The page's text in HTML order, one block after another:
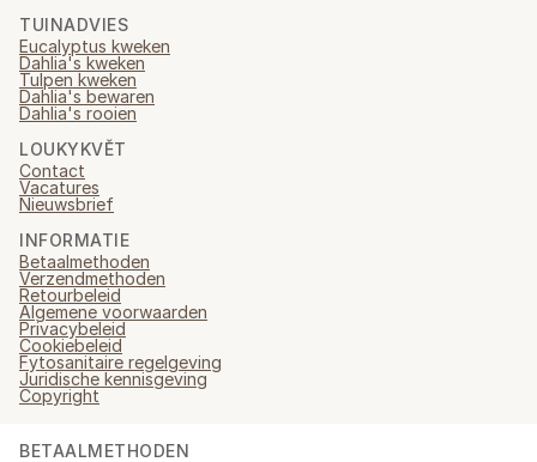
TUINADVIES
Eucalyptus kweken
Dahlia's kweken
Tulpen kweken
Dahlia's bewaren
Dahlia's rooien
LOUKYKVĚT
Contact
Vacatures
Nieuwsbrief
INFORMATIE
Betaalmethoden
Verzendmethoden
Retourbeleid
Algemene voorwaarden
Privacybeleid
Cookiebeleid
Fytosanitaire regelgeving
Juridische kennisgeving
Copyright
BETAALMETHODEN